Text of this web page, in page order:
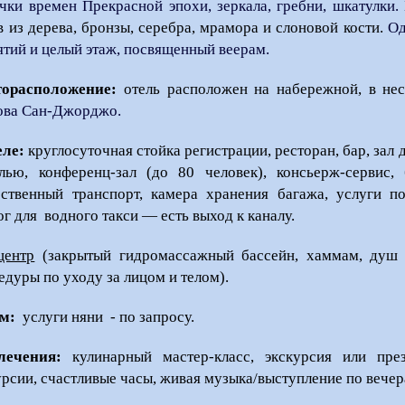
времен Прекрасной эпохи, зеркала, гребни, шкатулки.
из дерева, бронзы, серебра, мрамора и слоновой кости.
и целый этаж, посвященный веерам.
отель расположен на набережной, в
Сан-Джорджо.
круглосуточная стойка регистрации, ресторан, бар,зал
конференц-зал (до 80 человек), консьерж-
транспорт, камера хранения багажа, услуги
для водного такси — есть выход к каналу.
(закрытый гидромассажный бассейн, хаммам,
по уходу за лицом и телом).
услуги няни - по запросу.
кулинарный мастер-класс,экскурсия или
счастливые часы,живая музыка/выступление по